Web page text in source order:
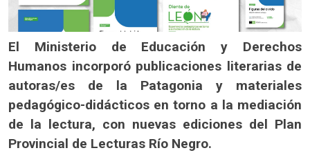
El Ministerio de Educación y Derechos
Humanos incorporó publicaciones literarias de
autoras/es de la Patagonia y materiales
pedagógico-didácticos en torno a la mediación
de la lectura, con nuevas ediciones del Plan
Provincial de Lecturas Río Negro.